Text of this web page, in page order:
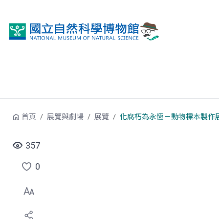
首頁 展覽與劇場 展覽 化腐朽為永恆－動物標本製作
357
點
選
喜
0